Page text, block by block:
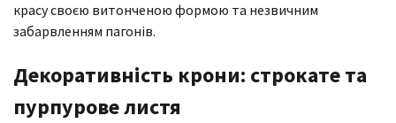
красу своєю витонченою формою та незвичним
забарвленням пагонів.
Декоративність крони: строкате та
пурпурове листя